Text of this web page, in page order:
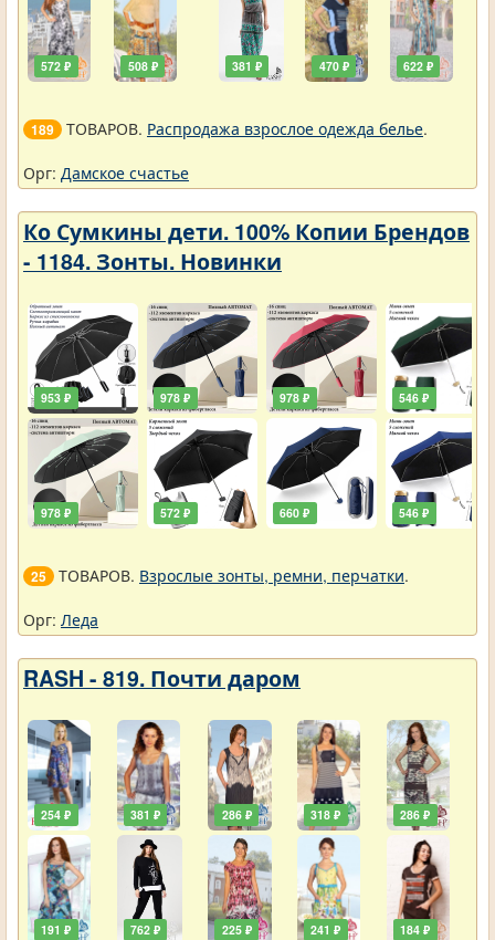
572 ₽ 508 ₽ 381 ₽ 470 ₽ 622 ₽
189 ТОВАРОВ. Распродажа взрослое одежда белье.
Орг: Дамское счастье
Ко Сумкины дети. 100% Копии Брендов
- 1184. Зонты. Новинки
953 ₽
978 ₽
978 ₽
572 ₽
978 ₽
660 ₽
546 ₽
546 ₽
25 ТОВАРОВ. Взрослые зонты, ремни, перчатки.
Орг: Леда
RASH - 819. Почти даром
254 ₽
191 ₽
381 ₽
762 ₽
286 ₽
225 ₽
318 ₽
241 ₽
286 ₽
184 ₽